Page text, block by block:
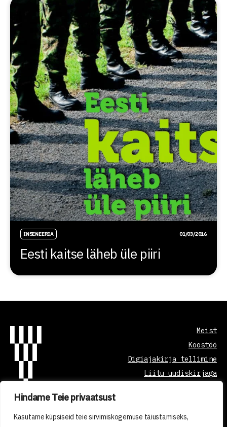
Hindame Teie privaatsust
Kasutame küpsiseid teie sirvimiskogemuse täiustamiseks,
INSENEERIA 01/03/2016
Eesti kaitse läheb üle piiri
Meist
Koostöö
Digiajakirja tellimine
Liitu uudiskirjaga